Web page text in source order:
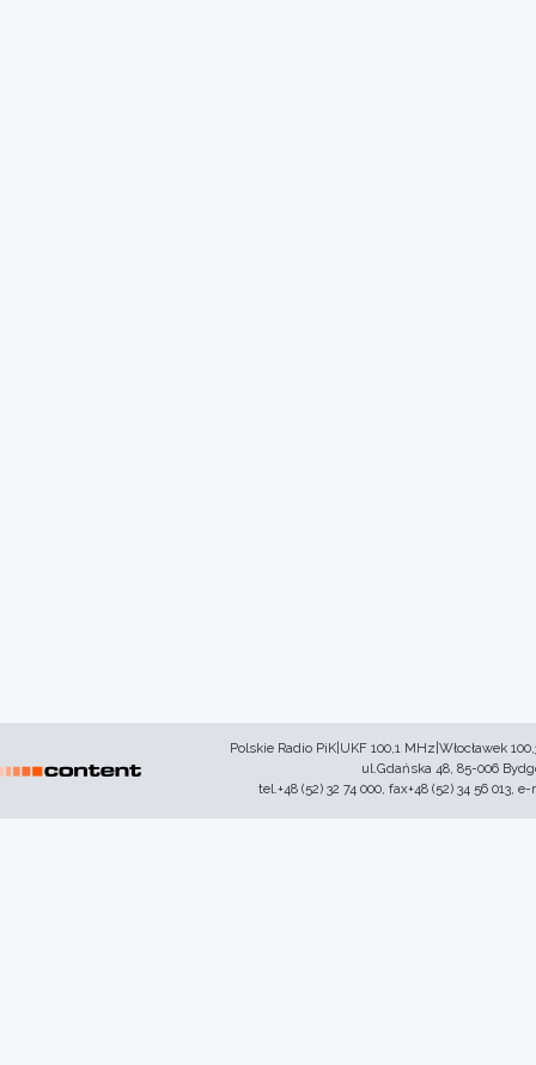
Polskie Radio PiK|UKF 100,1 MHz|Włocławek
ul.Gdańska 48, 85-006
tel.+48 (52) 32 74 000, fax+48 (52) 34 56 013,